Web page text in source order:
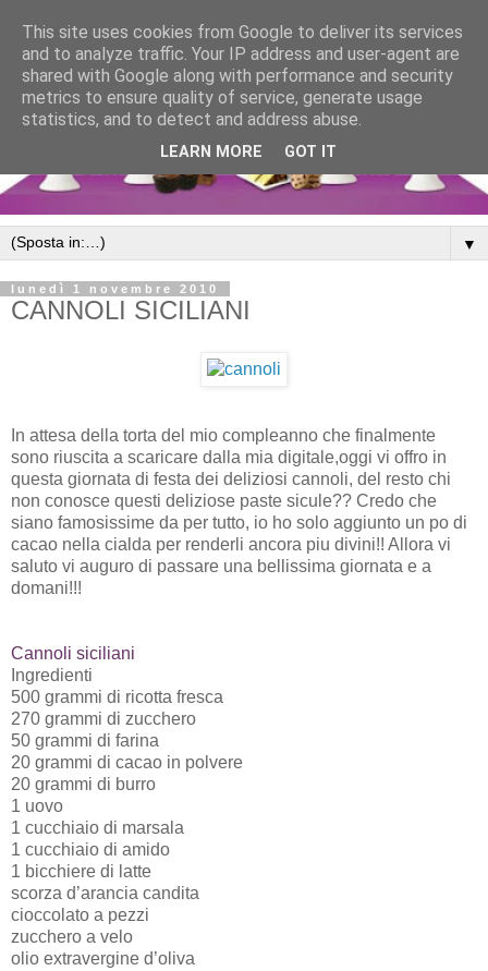
▼
lunedì 1 novembre 2010
CANNOLI SICILIANI
In attesa della torta del mio compleanno che finalmente
sono riuscita a scaricare dalla mia digitale,oggi vi offro in
questa giornata di festa dei deliziosi cannoli, del resto chi
non conosce questi deliziose paste sicule?? Credo che
siano famosissime da per tutto, io ho solo aggiunto un po di
cacao nella cialda per renderli ancora piu divini!! Allora vi
saluto vi auguro di passare una bellissima giornata e a
domani!!!
Cannoli siciliani
Ingredienti
500 grammi di ricotta fresca
270 grammi di zucchero
50 grammi di farina
20 grammi di cacao in polvere
20 grammi di burro
1 uovo
1 cucchiaio di marsala
1 cucchiaio di amido
1 bicchiere di latte
scorza d’arancia candita
cioccolato a pezzi
zucchero a velo
olio extravergine d’oliva
This site uses cookies from Google to deliver its services
and to analyze traffic. Your IP address and user-agent are
shared with Google along with performance and security
metrics to ensure quality of service, generate usage
statistics, and to detect and address abuse.
LEARN MORE GOT IT